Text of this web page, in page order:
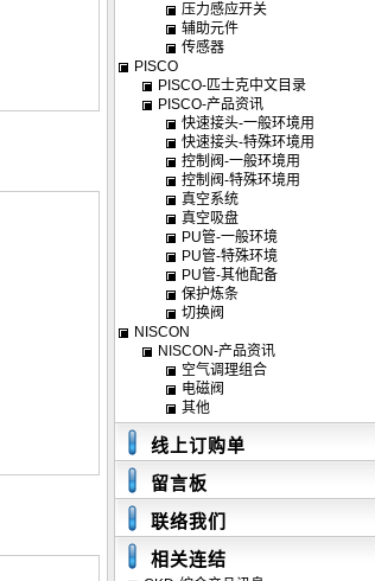
压力感应开关
辅助元件
传感器
PISCO
PISCO-匹士克中文目录
PISCO-产品资讯
快速接头-一般环境用
快速接头-特殊环境用
控制阀-一般环境用
控制阀-特殊环境用
真空系统
真空吸盘
PU管-一般环境
PU管-特殊环境
PU管-其他配备
保护炼条
切换阀
NISCON
NISCON-产品资讯
空气调理组合
电磁阀
其他
线上订购单
留言板
联络我们
相关连结